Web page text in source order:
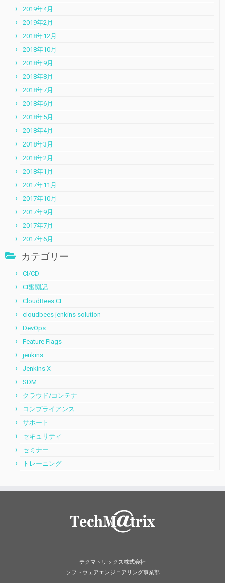
2019年4月
2019年2月
2018年12月
2018年10月
2018年9月
2018年8月
2018年7月
2018年6月
2018年5月
2018年4月
2018年3月
2018年2月
2018年1月
2017年11月
2017年10月
2017年9月
2017年7月
2017年6月
カテゴリー
CI/CD
CI奮闘記
CloudBees CI
cloudbees jenkins solution
DevOps
Feature Flags
jenkins
Jenkins X
SDM
クラウド/コンテナ
コンプライアンス
サポート
セキュリティ
セミナー
トレーニング
テクマトリックス株式会社
ソフトウェアエンジニアリング事業部